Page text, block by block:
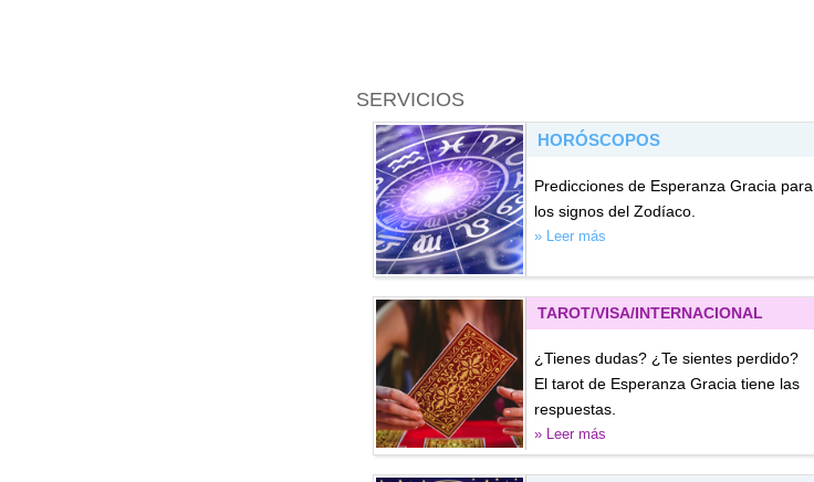
SERVICIOS
HORÓSCOPOS
Predicciones de Esperanza Gracia para
los signos del Zodíaco.
» Leer más
TAROT/VISA/INTERNACIONAL
¿Tienes dudas? ¿Te sientes perdido?
El tarot de Esperanza Gracia tiene las
respuestas.
» Leer más